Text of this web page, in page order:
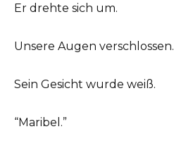
Er drehte sich um.
Unsere Augen verschlossen.
Sein Gesicht wurde weiß.
“Maribel.”